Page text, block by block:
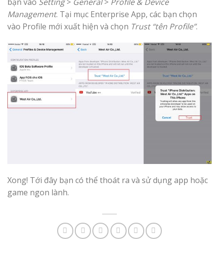
Management. Tại mục Enterprise App, các bạn chọn
vào Profile mới xuất hiện và chọn Trust “tên Profile”.
Xong! Tới đây bạn có thể thoát ra và sử dụng app hoặc
game ngon lành.